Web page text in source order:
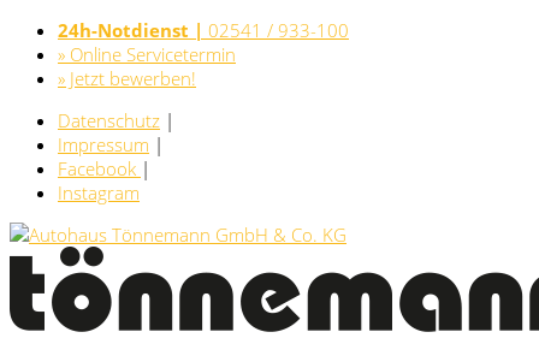
24h-Notdienst | 02541 / 933-100
» Online Servicetermin
» Jetzt bewerben!
Datenschutz |
Impressum |
Facebook |
Instagram